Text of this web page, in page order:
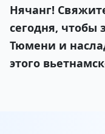
Нячанг!
сегодня, чтобы
Тюмени и
этого